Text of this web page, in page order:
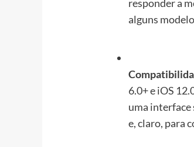
responder a
alguns
6.0+ e iOS
uma
e, claro, para